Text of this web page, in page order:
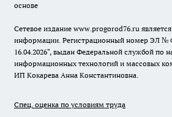
основе
Сетевое издание www.progorod76.ru
информации. Регистрационный номер ЭЛ №
16.04.2026", выдан Федеральной службой по
информационных технологий и массовых
ИП Кокарева Анна Константиновна.
Спец. оценка по условиям труда